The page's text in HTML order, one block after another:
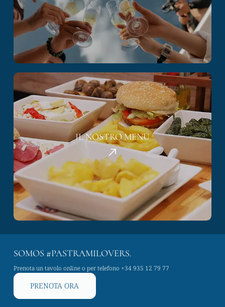
IL NOSTRO MENU
SOMOS #PASTRAMILOVERS.
Prenota un tavolo online o per telefono +34 935 12 79 77
PRENOTA ORA